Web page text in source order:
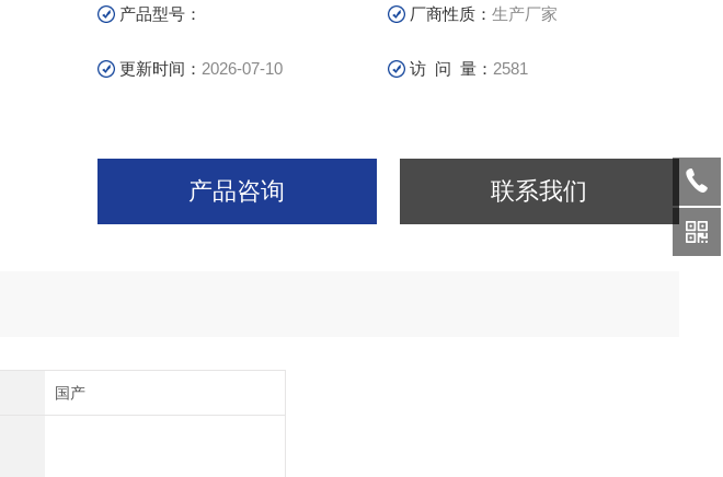
产品型号： 厂商性质：生产厂家
更新时间： 2026-07-10 访 问 量： 2581
产品咨询 联系我们
国产